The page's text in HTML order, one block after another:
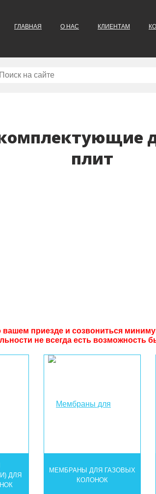
ГЛАВНАЯ О НАС КЛИЕНТАМ
плит
приезде и созвониться
не всегда есть возможность
ДЛЯ
МЕМБРАНЫ ДЛЯ ГАЗОВЫХ
КОЛОНОК